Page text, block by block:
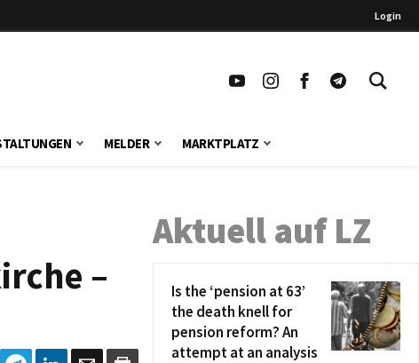
Login
MELDER MARKTPLATZ
–
Aktuell auf LZ
Is the ‘pension at 63’
the death knell for
pension reform? An
attempt at an analysis